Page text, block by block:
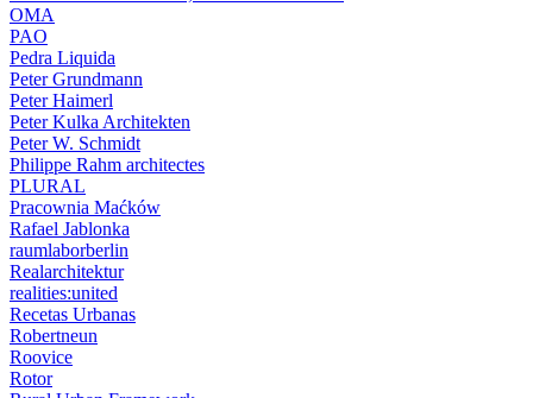
OMA
PAO
Pedra Liquida
Peter Grundmann
Peter Haimerl
Peter Kulka Architekten
Peter W. Schmidt
Philippe Rahm architectes
PLURAL
Pracownia Maćków
Rafael Jablonka
raumlaborberlin
Realarchitektur
realities:united
Recetas Urbanas
Robertneun
Roovice
Rotor